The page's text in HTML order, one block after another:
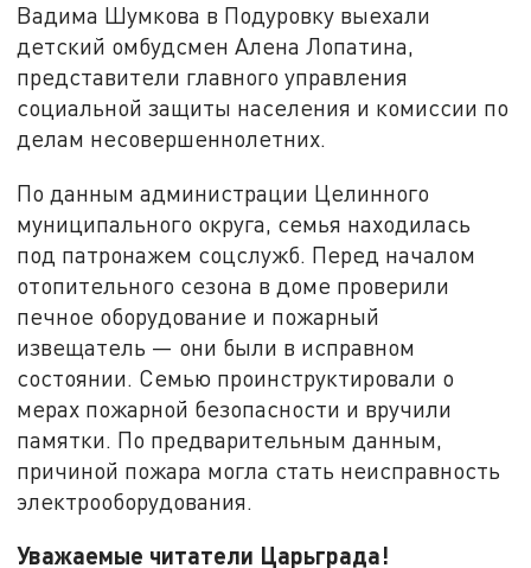
Вадима Шумкова в Подуровку выехали
детский омбудсмен Алена Лопатина,
представители главного управления
социальной защиты населения и комиссии по
делам несовершеннолетних.
По данным администрации Целинного
муниципального округа, семья находилась
под патронажем соцслужб. Перед началом
отопительного сезона в доме проверили
печное оборудование и пожарный
извещатель — они были в исправном
состоянии. Семью проинструктировали о
мерах пожарной безопасности и вручили
памятки. По предварительным данным,
причиной пожара могла стать неисправность
электрооборудования.
Уважаемые читатели Царьграда!